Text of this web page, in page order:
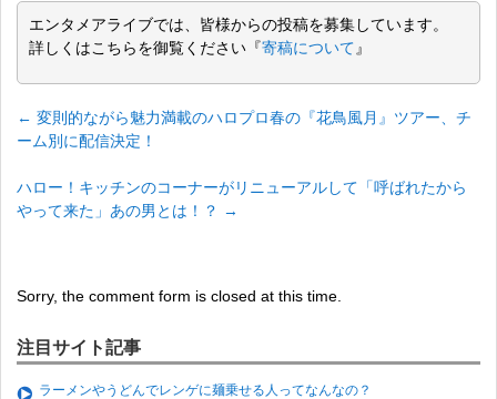
エンタメアライブでは、皆様からの投稿を募集しています。
詳しくはこちらを御覧ください『寄稿について 』
← 変則的ながら魅力満載のハロプロ春の『花鳥風月』ツアー、チ
ーム別に配信決定！
ハロー！キッチンのコーナーがリニューアルして「呼ばれたから
やって来た」あの男とは！？ →
Sorry, the comment form is closed at this time.
注目サイト記事
ラーメンやうどんでレンゲに麺乗せる人ってなんなの？